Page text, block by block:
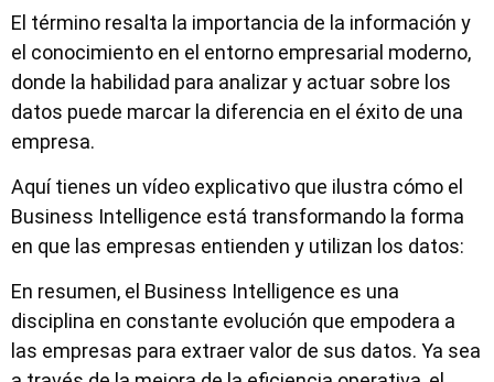
El término resalta la importancia de la información y
el conocimiento en el entorno empresarial moderno,
donde la habilidad para analizar y actuar sobre los
datos puede marcar la diferencia en el éxito de una
empresa.
Aquí tienes un vídeo explicativo que ilustra cómo el
Business Intelligence está transformando la forma
en que las empresas entienden y utilizan los datos:
En resumen, el Business Intelligence es una
disciplina en constante evolución que empodera a
las empresas para extraer valor de sus datos. Ya sea